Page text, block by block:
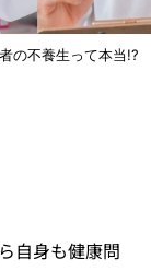
の不養生って本当!?
自身も健康問